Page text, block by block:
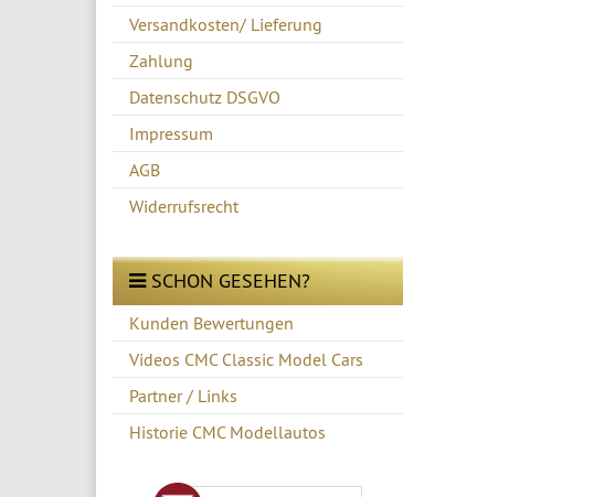
Versandkosten/ Lieferung
Zahlung
Datenschutz DSGVO
Impressum
AGB
Widerrufsrecht
SCHON GESEHEN?
Kunden Bewertungen
Videos CMC Classic Model Cars
Partner / Links
Historie CMC Modellautos